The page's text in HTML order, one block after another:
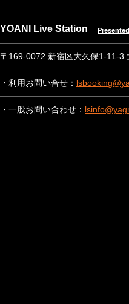
YOANI Live Station
〒169-0072 新宿区大久保1-11-
・利用お問い合せ：
・一般お問い合わせ：